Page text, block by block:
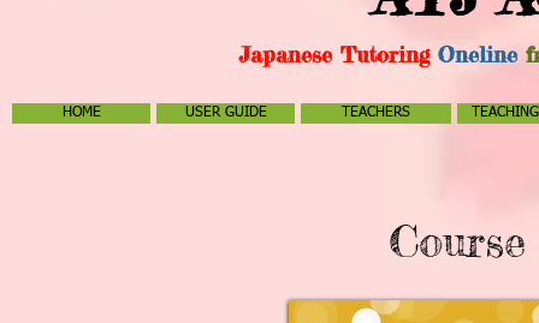
Japanese Tutoring Oneline
HOME USER GUIDE TEACHERS